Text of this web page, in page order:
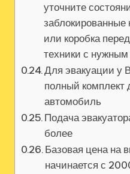
уточните
заблокированные
или коробка
техники с
Для эвакуации у
полный комплект
автомобиль
Подача
более
Базовая цена на
начинается с